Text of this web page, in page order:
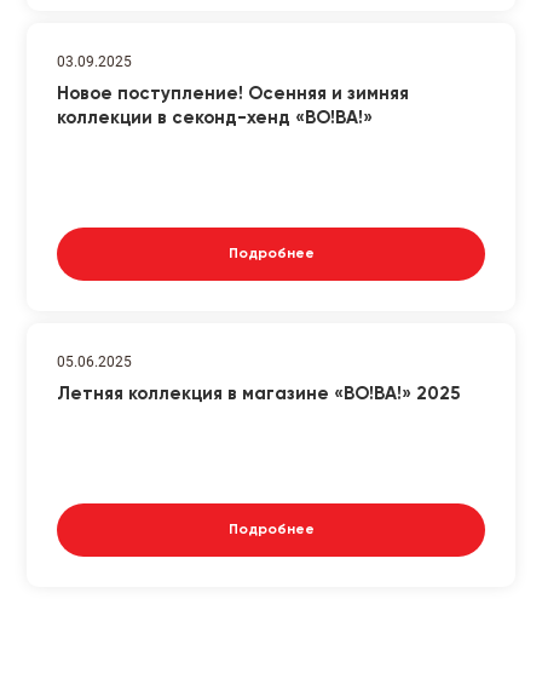
03.09.2025
Новое поступление! Осенняя и зимняя
коллекции в секонд-хенд «ВО!ВА!»
Подробнее
05.06.2025
Летняя коллекция в магазине «ВО!ВА!» 2025
Подробнее